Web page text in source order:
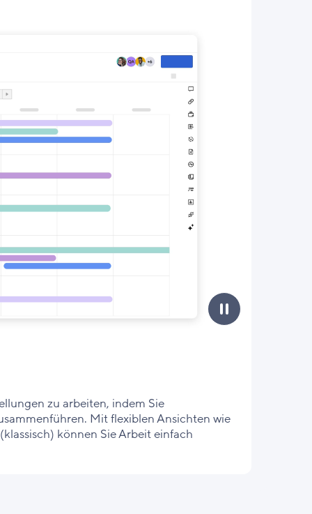
zu arbeiten, indem Sie
Mit flexiblen Ansichten wie
können Sie Arbeit einfach